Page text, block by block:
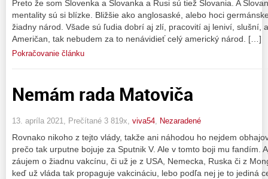
Preto že som Slovenka a Slovanka a Rusi sú tiež Slovania. A
mentality sú si blízke. Bližšie ako anglosaské, alebo hoci
žiadny národ. Všade sú ľudia dobrí aj zlí, pracovití aj leniví, slušní,
Američan, tak nebudem za to nenávidieť celý americký národ. […]
Pokračovanie článku
Nemám rada Matoviča
13. apríla 2021, Prečítané 3 819x, viva54, Nezaradené
Rovnako nikoho z tejto vlády, takže ani náhodou ho nejdem
prečo tak urputne bojuje za Sputnik V. Ale v tomto boji mu fandím.
záujem o žiadnu vakcínu, či už je z USA, Nemecka, Ruska či z
keď už vláda tak propaguje vakcináciu, lebo podľa nej je to jediná